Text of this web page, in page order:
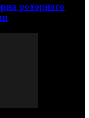
роторного